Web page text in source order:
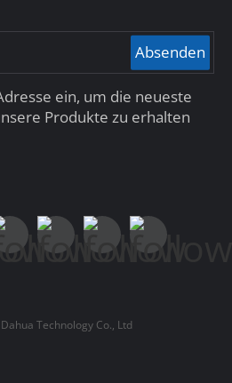
Absenden
ein, um die neueste
Produkte zu erhalten
Technology Co., Ltd